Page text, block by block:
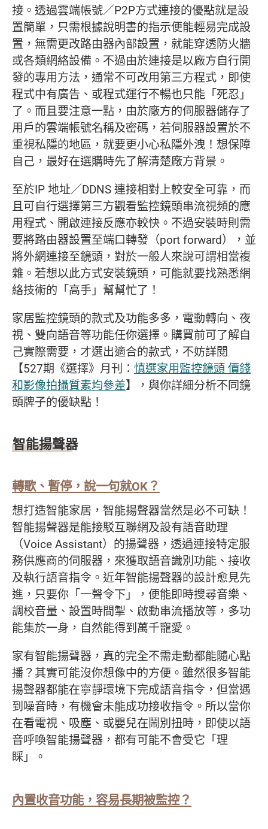
接。透過雲端帳號／P2P方式連接的優點就是設
置簡單，只需根據說明書的指示便能輕易完成設
置，無需更改路由器內部設置，就能穿透防火牆
或各類網絡設備。不過由於連接是以廠方自行開
發的專用方法，通常不可改用第三方程式，即使
程式中有廣告、或程式運行不暢也只能「死忍」
了。而且要注意一點，由於廠方的伺服器儲存了
用戶的雲端帳號名稱及密碼，若伺服器設置於不
重視私隱的地區，就要更小心私隱外洩！想保障
自己，最好在選購時先了解清楚廠方背景。
至於IP 地址／DDNS 連接相對上較安全可靠，而
且可自行選擇第三方觀看監控鏡頭串流視頻的應
用程式、開啟連接反應亦較快。不過安裝時則需
要將路由器設置至端口轉發（port forward），並
將外網連接至鏡頭，對於一般人來說可謂相當複
雜。若想以此方式安裝鏡頭，可能就要找熟悉網
絡技術的「高手」幫幫忙了！
家居監控鏡頭的款式及功能多多，電動轉向、夜
視、雙向語音等功能任你選擇。購買前可了解自
己實際需要，才選出適合的款式，不妨詳閱
【527期《選擇》月刊： 慎選家用監控鏡頭 價錢
和影像拍攝質素均參差】，與你詳細分析不同鏡
頭牌子的優缺點！
智能揚聲器
轉歌、 暫停 ， 說一句就OK？
想打造智能家居，智能揚聲器當然是必不可缺！
智能揚聲器是能接駁互聯網及設有語音助理
（Voice Assistant）的揚聲器，透過連接特定服
務供應商的伺服器，來獲取語音識別功能、接收
及執行語音指令。近年智能揚聲器的設計愈見先
進，只要你「一聲令下」，便能即時搜尋音樂、
調校音量、設置時間掣、啟動串流播放等，多功
能集於一身，自然能得到萬千寵愛。
家有智能揚聲器，真的完全不需走動都能隨心點
播？其實可能沒你想像中的方便。雖然很多智能
揚聲器都能在寧靜環境下完成語音指令，但當遇
到噪音時，有機會未能成功接收指令。所以當你
在看電視、吸塵、或嬰兒在鬧別扭時，即使以語
音呼喚智能揚聲器，都有可能不會受它「理
睬」。
內置收音功能， 容易長期被監控？